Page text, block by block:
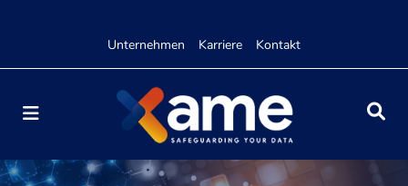
Unternehmen Karriere Kontakt